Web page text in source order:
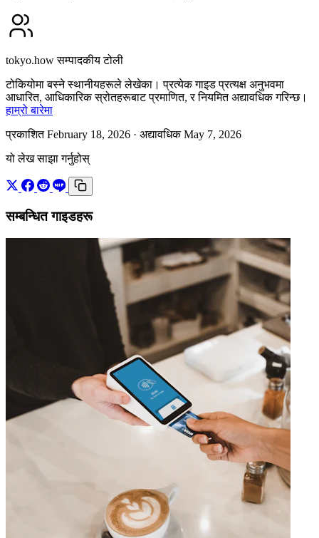
tokyo.how सम्पादकीय टोली
टोकियोमा बस्ने स्थानीयहरूले लेखेका। प्रत्येक गाइड प्रत्यक्ष अनुभवमा
आधारित, आधिकारिक स्रोतहरूबाट प्रमाणित, र नियमित अद्यावधिक गरिन्छ।
हाम्रो बारेमा
प्रकाशित February 18, 2026 · अद्यावधिक May 7, 2026
यो लेख साझा गर्नुहोस्
सम्बन्धित गाइडहरू